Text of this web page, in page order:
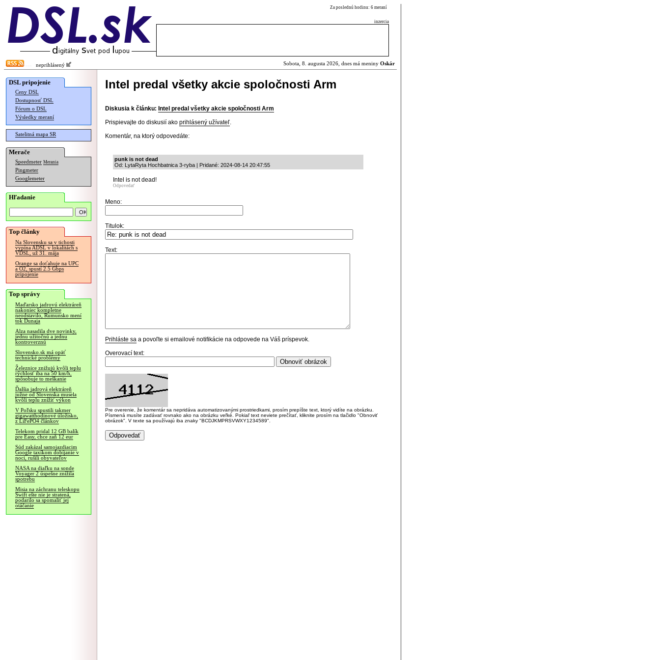
Za poslednú hodinu: 6 meraní
inzercia
neprihlásený Sobota, 8. augusta 2026, dnes má meniny Oskár
DSL pripojenie
Ceny DSL
Dostupnosť DSL
Fórum o DSL
Výsledky meraní
Satelitná mapa SR
Merače
Speedmeter Merania
Pingmeter
Googlemeter
Hľadanie
Top články
Na Slovensku sa v tichosti
vypína ADSL v lokalitách s
VDSL, už 31. mája
Orange sa doťahuje na UPC
a O2, spustí 2.5 Gbps
pripojenie
Top správy
Maďarsko jadrovú elektráreň
nakoniec kompletne
neodstavilo, Rumunsko mení
tok Dunaja
Alza nasadila dve novinky,
jednu užitočnú a jednu
kontroverznú
Slovensko.sk má opäť
technické problémy
Železnice znižujú kvôli teplu
rýchlosť iba na 50 km/h,
spôsobuje to meškanie
Ďalšia jadrová elektráreň
južne od Slovenska musela
kvôli teplu znížiť výkon
V Poľsku spustili takmer
gigawatthodinové úložisko,
z LiFePO4 článkov
Telekom pridal 12 GB balík
pre Easy, chce zaň 12 eur
Súd zakázal samojazdiacim
Google taxíkom dobíjanie v
noci, rušili obyvateľov
NASA na diaľku na sonde
Voyager 2 úspešne znížila
spotrebu
Misia na záchranu teleskopu
Swift ešte nie je stratená,
podarilo sa spomaliť jej
otáčanie
Intel predal všetky akcie spoločnosti Arm
Diskusia k článku: Intel predal všetky akcie spoločnosti Arm
Prispievajte do diskusií ako prihlásený užívateľ.
Komentár, na ktorý odpovedáte:
punk is not dead
Od: LytaRyta Hochbatnica 3-ryba | Pridané: 2024-08-14 20:47:55
Intel is not dead!
Odpovedať
Meno:
Titulok:
Text:
Prihláste sa a povoľte si emailové notifikácie na odpovede na Váš príspevok.
Overovací text:
Pre overenie, že komentár sa nepridáva automatizovanými prostriedkami, prosím prepíšte text, ktorý vidíte na obrázku.
Písmená musíte zadávať rovnako ako na obrázku veľké. Pokiaľ text neviete prečítať, kliknite prosím na tlačidlo "Obnoviť
obrázok". V texte sa používajú iba znaky "BCDJKMPRSVWXY1234589".